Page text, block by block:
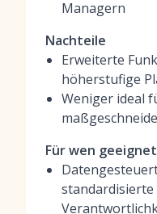
Managern
Nachteile
Erweiterte
höherstufige
Weniger ideal
Für wen geeignet